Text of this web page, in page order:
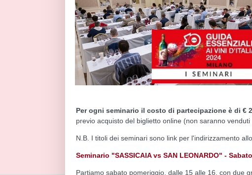
Per ogni seminario il costo di partecipazione è di €
previo acquisto del biglietto online (non saranno venduti
N.B. I titoli dei seminari sono link per l'indirizzamento
Seminario "SASSICAIA vs SAN LEONARDO" -
Partiamo sabato pomeriggio, dalle 15 alle 16, con due